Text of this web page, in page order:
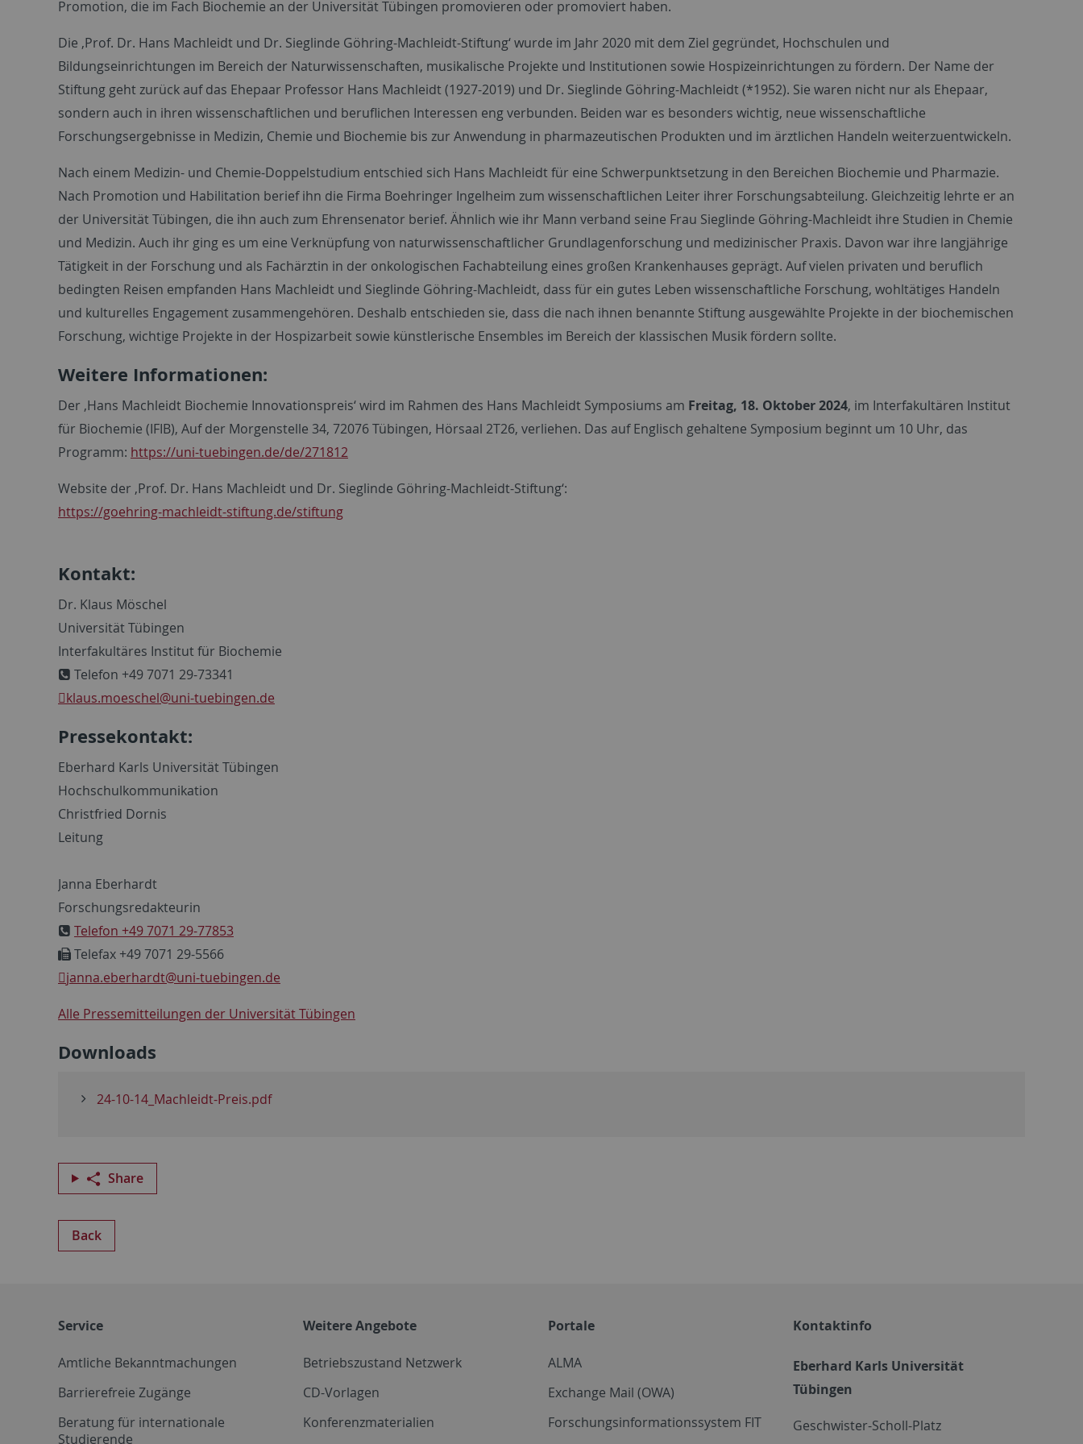
Promotion, die im Fach Biochemie an der Universität Tübingen promovieren oder promoviert haben.
Die ‚Prof. Dr. Hans Machleidt und Dr. Sieglinde Göhring-Machleidt-Stiftung‘ wurde im Jahr 2020 mit dem Ziel gegründet, Hochschulen und
Bildungseinrichtungen im Bereich der Naturwissenschaften, musikalische Projekte und Institutionen sowie Hospizeinrichtungen zu fördern. Der Name der
Stiftung geht zurück auf das Ehepaar Professor Hans Machleidt (1927-2019) und Dr. Sieglinde Göhring-Machleidt (*1952). Sie waren nicht nur als Ehepaar,
sondern auch in ihren wissenschaftlichen und beruflichen Interessen eng verbunden. Beiden war es besonders wichtig, neue wissenschaftliche
Forschungsergebnisse in Medizin, Chemie und Biochemie bis zur Anwendung in pharmazeutischen Produkten und im ärztlichen Handeln weiterzuentwickeln.
Nach einem Medizin- und Chemie-Doppelstudium entschied sich Hans Machleidt für eine Schwerpunktsetzung in den Bereichen Biochemie und Pharmazie.
Nach Promotion und Habilitation berief ihn die Firma Boehringer Ingelheim zum wissenschaftlichen Leiter ihrer Forschungsabteilung. Gleichzeitig lehrte er an
der Universität Tübingen, die ihn auch zum Ehrensenator berief. Ähnlich wie ihr Mann verband seine Frau Sieglinde Göhring-Machleidt ihre Studien in Chemie
und Medizin. Auch ihr ging es um eine Verknüpfung von naturwissenschaftlicher Grundlagenforschung und medizinischer Praxis. Davon war ihre langjährige
Tätigkeit in der Forschung und als Fachärztin in der onkologischen Fachabteilung eines großen Krankenhauses geprägt. Auf vielen privaten und beruflich
bedingten Reisen empfanden Hans Machleidt und Sieglinde Göhring-Machleidt, dass für ein gutes Leben wissenschaftliche Forschung, wohltätiges Handeln
und kulturelles Engagement zusammengehören. Deshalb entschieden sie, dass die nach ihnen benannte Stiftung ausgewählte Projekte in der biochemischen
Forschung, wichtige Projekte in der Hospizarbeit sowie künstlerische Ensembles im Bereich der klassischen Musik fördern sollte.
Weitere Informationen:
Der ‚Hans Machleidt Biochemie Innovationspreis‘ wird im Rahmen des Hans Machleidt Symposiums am Freitag, 18. Oktober 2024, im Interfakultären Institut
für Biochemie (IFIB), Auf der Morgenstelle 34, 72076 Tübingen, Hörsaal 2T26, verliehen. Das auf Englisch gehaltene Symposium beginnt um 10 Uhr, das
Programm: https://uni-tuebingen.de/de/271812
Website der ‚Prof. Dr. Hans Machleidt und Dr. Sieglinde Göhring-Machleidt-Stiftung‘:
https://goehring-machleidt-stiftung.de/stiftung
Kontakt:
Dr. Klaus Möschel
Universität Tübingen
Interfakultäres Institut für Biochemie
Telefon +49 7071 29-73341
klaus.moeschel@uni-tuebingen.de
Pressekontakt:
Eberhard Karls Universität Tübingen
Hochschulkommunikation
Christfried Dornis
Leitung
Janna Eberhardt
Forschungsredakteurin
Telefon +49 7071 29-77853
Telefax +49 7071 29-5566
janna.eberhardt@uni-tuebingen.de
Alle Pressemitteilungen der Universität Tübingen
Downloads
24-10-14_Machleidt-Preis.pdf
Share
Back
Service
Amtliche Bekanntmachungen
Barrierefreie Zugänge
Beratung für internationale
Studierende
Weitere Angebote
Betriebszustand Netzwerk
CD-Vorlagen
Konferenzmaterialien
Portale
ALMA
Exchange Mail (OWA)
Forschungsinformationssystem FIT
Kontaktinfo
Eberhard Karls Universität
Tübingen
Geschwister-Scholl-Platz